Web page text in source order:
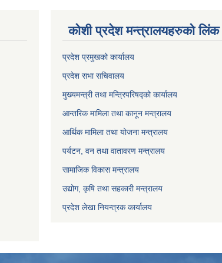
कोशी प्रदेश मन्त्रालयहरुको लिंक
प्रदेश प्रमुखको कार्यालय
प्रदेश सभा सचिवालय
मुख्यमन्त्री तथा मन्त्रिपरिषद्को कार्यालय
आन्तरिक मामिला तथा कानून मन्त्रालय
आर्थिक मामिला तथा योजना मन्त्रालय
पर्यटन, वन तथा वातावरण मन्त्रालय
सामाजिक विकास मन्त्रालय
उद्योग, कृषि तथा सहकारी मन्त्रालय
प्रदेश लेखा नियन्त्रक कार्यालय